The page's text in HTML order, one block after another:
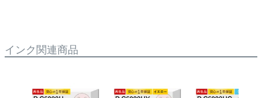
インク関連商品